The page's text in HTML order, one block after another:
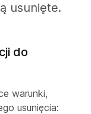
usunięte.
do
warunki,
usunięcia: